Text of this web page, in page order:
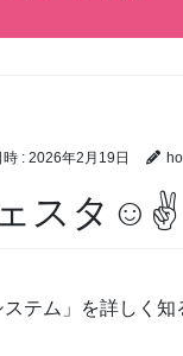
時 : 2026年2月19日
スタ☺✌
テム」を詳しく